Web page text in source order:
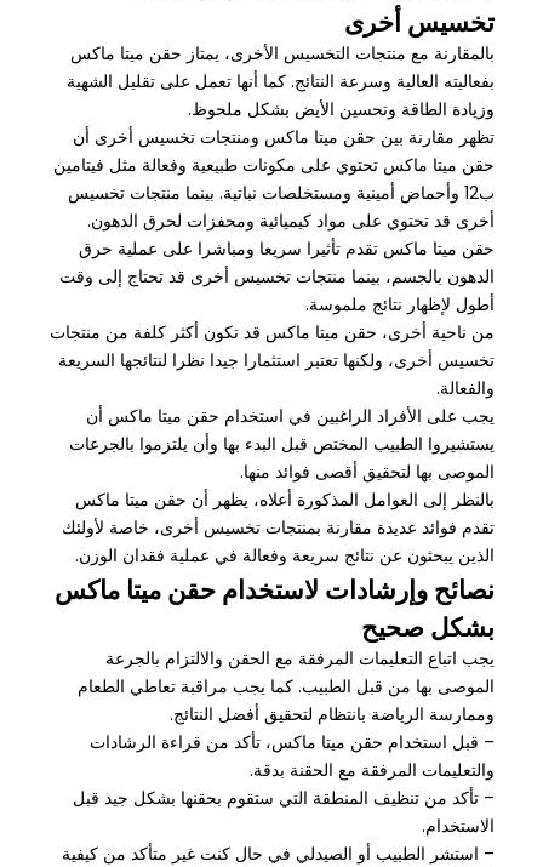
تخسيس أخرى
بالمقارنة مع منتجات التخسيس الأخرى، يمتاز حقن ميتا ماكس
بفعاليته العالية وسرعة النتائج. كما أنها تعمل على تقليل الشهية
وزيادة الطاقة وتحسين الأيض بشكل ملحوظ.
تظهر مقارنة بين حقن ميتا ماكس ومنتجات تخسيس أخرى أن
حقن ميتا ماكس تحتوي على مكونات طبيعية وفعالة مثل فيتامين
ب12 وأحماض أمينية ومستخلصات نباتية. بينما منتجات تخسيس
أخرى قد تحتوي على مواد كيميائية ومحفزات لحرق الدهون.
حقن ميتا ماكس تقدم تأثيرا سريعا ومباشرا على عملية حرق
الدهون بالجسم، بينما منتجات تخسيس أخرى قد تحتاج إلى وقت
أطول لإظهار نتائج ملموسة.
من ناحية أخرى، حقن ميتا ماكس قد تكون أكثر كلفة من منتجات
تخسيس أخرى، ولكنها تعتبر استثمارا جيدا نظرا لنتائجها السريعة
والفعالة.
يجب على الأفراد الراغبين في استخدام حقن ميتا ماكس أن
يستشيروا الطبيب المختص قبل البدء بها وأن يلتزموا بالجرعات
الموصى بها لتحقيق أقصى فوائد منها.
بالنظر إلى العوامل المذكورة أعلاه، يظهر أن حقن ميتا ماكس
تقدم فوائد عديدة مقارنة بمنتجات تخسيس أخرى، خاصة لأولئك
الذين يبحثون عن نتائج سريعة وفعالة في عملية فقدان الوزن.
نصائح وإرشادات لاستخدام حقن ميتا ماكس
بشكل صحيح
يجب اتباع التعليمات المرفقة مع الحقن والالتزام بالجرعة
الموصى بها من قبل الطبيب. كما يجب مراقبة تعاطي الطعام
وممارسة الرياضة بانتظام لتحقيق أفضل النتائج.
– قبل استخدام حقن ميتا ماكس، تأكد من قراءة الرشادات
والتعليمات المرفقة مع الحقنة بدقة.
– تأكد من تنظيف المنطقة التي ستقوم بحقنها بشكل جيد قبل
الاستخدام.
– استشر الطبيب أو الصيدلي في حال كنت غير متأكد من كيفية